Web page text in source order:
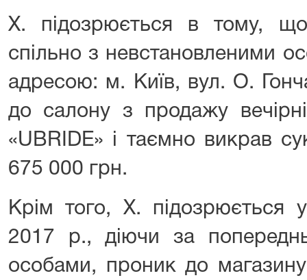
Х. підозрюється в тому,
спільно з невстановленими
адресою: м. Київ, вул. О.
до салону з продажу
«UBRIDE» і таємно викрав
675 000 грн.
Крім того, Х.
2017 р., діючи за
особами, проник до